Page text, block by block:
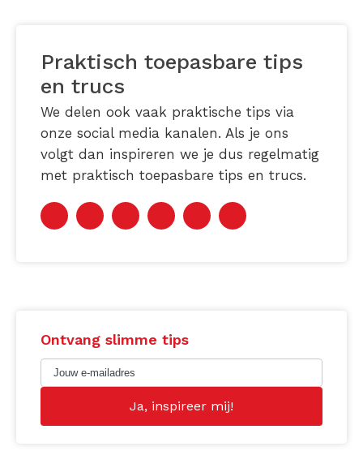
Praktisch toepasbare tips
en trucs
We delen ook vaak praktische tips via
onze social media kanalen. Als je ons
volgt dan inspireren we je dus regelmatig
met praktisch toepasbare tips en trucs.
Ontvang slimme tips